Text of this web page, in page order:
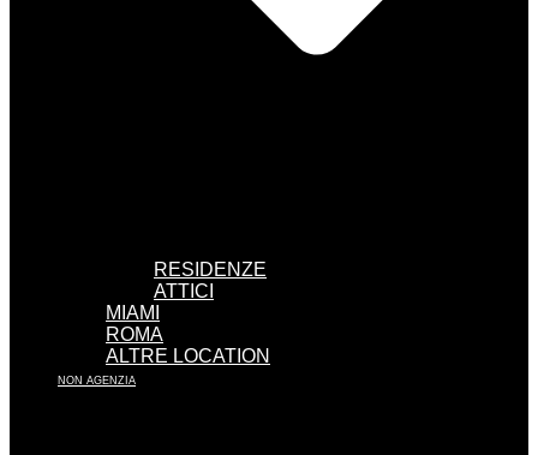
RESIDENZE
ATTICI
MIAMI
ROMA
ALTRE LOCATION
NON AGENZIA